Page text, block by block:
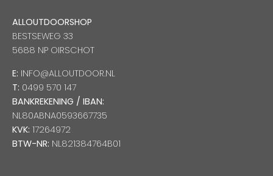
ALLOUTDOORSHOP
BESTSEWEG 33
5688 NP OIRSCHOT
E: INFO@ALLOUTDOOR.NL
T: 0499 570 147
BANKREKENING / IBAN:
NL80ABNA0593667735
KVK: 17264972
BTW-NR: NL821384764B01